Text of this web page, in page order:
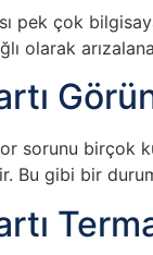
çok
olarak
sorunu birçok
Bu gibi bir